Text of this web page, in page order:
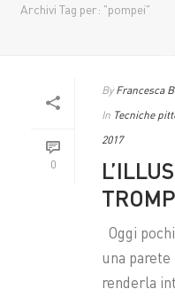
Archivi Tag per: "pompei"
0
By Francesca
In Tecniche
2017
Oggi
una parete
renderla